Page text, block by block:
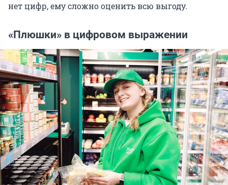
нет цифр, ему сложно оценить всю выгоду.
«Плюшки» в цифровом выражении